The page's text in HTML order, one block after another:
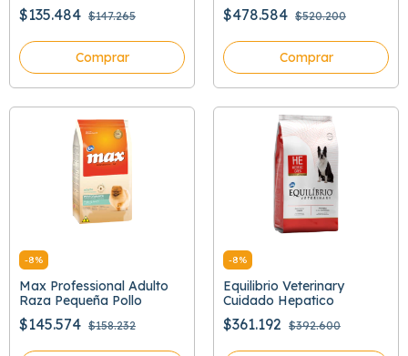
$135.484 $147.265
Comprar
$478.584 $520.200
Comprar
-8%
Max Professional Adulto
Raza Pequeña Pollo
$145.574 $158.232
-8%
Equilibrio Veterinary
Cuidado Hepatico
$361.192 $392.600